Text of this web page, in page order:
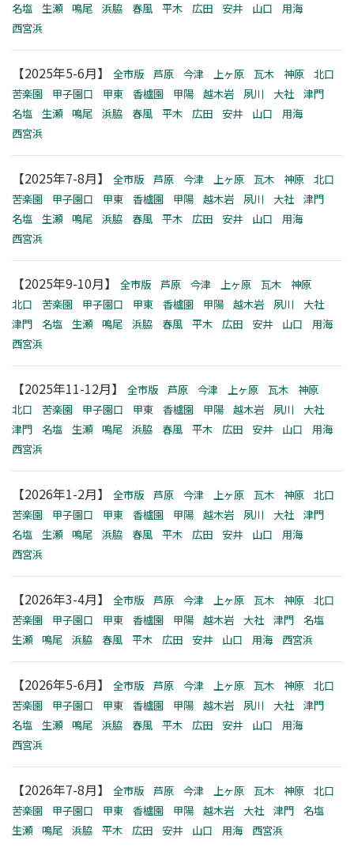
名塩
生瀬 鳴尾 浜脇 春風 平木 広田 安井 山口
用海
西宮浜
【2025年5-6月】 全市版 芦原 今津 上ヶ原 瓦木 神原
北口
苦楽園
甲子園口 甲東 香櫨園 甲陽 越木岩 夙川 大社
津門
名塩
生瀬 鳴尾 浜脇 春風 平木 広田 安井 山口
用海
西宮浜
【2025年7-8月】 全市版 芦原 今津 上ヶ原 瓦木 神原
北口
苦楽園
甲子園口 甲東 香櫨園 甲陽 越木岩 夙川 大社
津門
名塩
生瀬 鳴尾 浜脇 春風 平木 広田 安井 山口
用海
西宮浜
【2025年9-10月】 全市版 芦原 今津 上ヶ原 瓦木
神原
北口
苦楽園 甲子園口 甲東 香櫨園 甲陽 越木岩 夙川
大社
津門
名塩 生瀬 鳴尾 浜脇 春風 平木 広田 安井 山口
用海
西宮浜
【2025年11-12月】 全市版 芦原 今津 上ヶ原 瓦木
神原
北口
苦楽園 甲子園口 甲東 香櫨園 甲陽 越木岩 夙川
大社
津門
名塩 生瀬 鳴尾 浜脇 春風 平木 広田 安井 山口
用海
西宮浜
【2026年1-2月】 全市版 芦原 今津 上ヶ原 瓦木 神原
北口
苦楽園
甲子園口 甲東 香櫨園 甲陽 越木岩 夙川 大社
津門
名塩
生瀬 鳴尾 浜脇 春風 平木 広田 安井 山口
用海
西宮浜
【2026年3-4月】 全市版 芦原 今津 上ヶ原 瓦木 神原
北口
苦楽園
甲子園口 甲東 香櫨園 甲陽 越木岩 大社 津門
名塩
生瀬
鳴尾 浜脇 春風 平木 広田 安井 山口 用海 西宮浜
【2026年5-6月】 全市版 芦原 今津 上ヶ原 瓦木 神原
北口
苦楽園
甲子園口 甲東 香櫨園 甲陽 越木岩 夙川 大社
津門
名塩
生瀬 鳴尾 浜脇 春風 平木 広田 安井 山口
用海
西宮浜
【2026年7-8月】 全市版 芦原 今津 上ヶ原 瓦木 神原
北口
苦楽園
甲子園口 甲東 香櫨園 甲陽 越木岩 大社 津門
名塩
生瀬
鳴尾 浜脇 平木 広田 安井 山口 用海 西宮浜